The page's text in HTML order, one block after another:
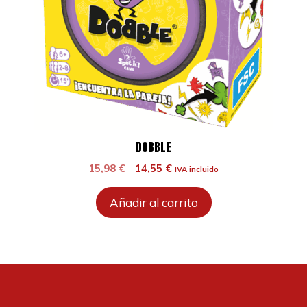
DOBBLE
15,98€
El
original
era:
14,55 €El
actual
es:
IVA incluido
Añadir al carrito